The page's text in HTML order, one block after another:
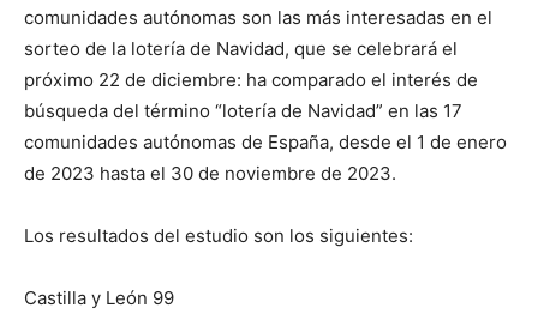
comunidades autónomas son las más interesadas en el
sorteo de la lotería de Navidad, que se celebrará el
próximo 22 de diciembre: ha comparado el interés de
búsqueda del término “lotería de Navidad” en las 17
comunidades autónomas de España, desde el 1 de enero
de 2023 hasta el 30 de noviembre de 2023.
Los resultados del estudio son los siguientes:
Castilla y León 99